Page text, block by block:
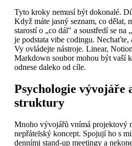
Tyto kroky nemusí být dokonalé.
Když máte jasný seznam, co dělat,
starostí o „co dál" a soustředí se na
je podstata vibe codingu. Nechaťte,
Vy ovládejte nástroje. Linear,
Markdown soubor mohou být vaší
odnese daleko od cíle.
Psychologie vývojáře
struktury
Mnoho vývojářů vnímá projektový
nepřátelský koncept. Spojují ho s
denními stand-up meetingy a